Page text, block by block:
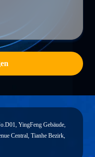
YingFeng Gebäude,
Central, Tianhe Bezirk,